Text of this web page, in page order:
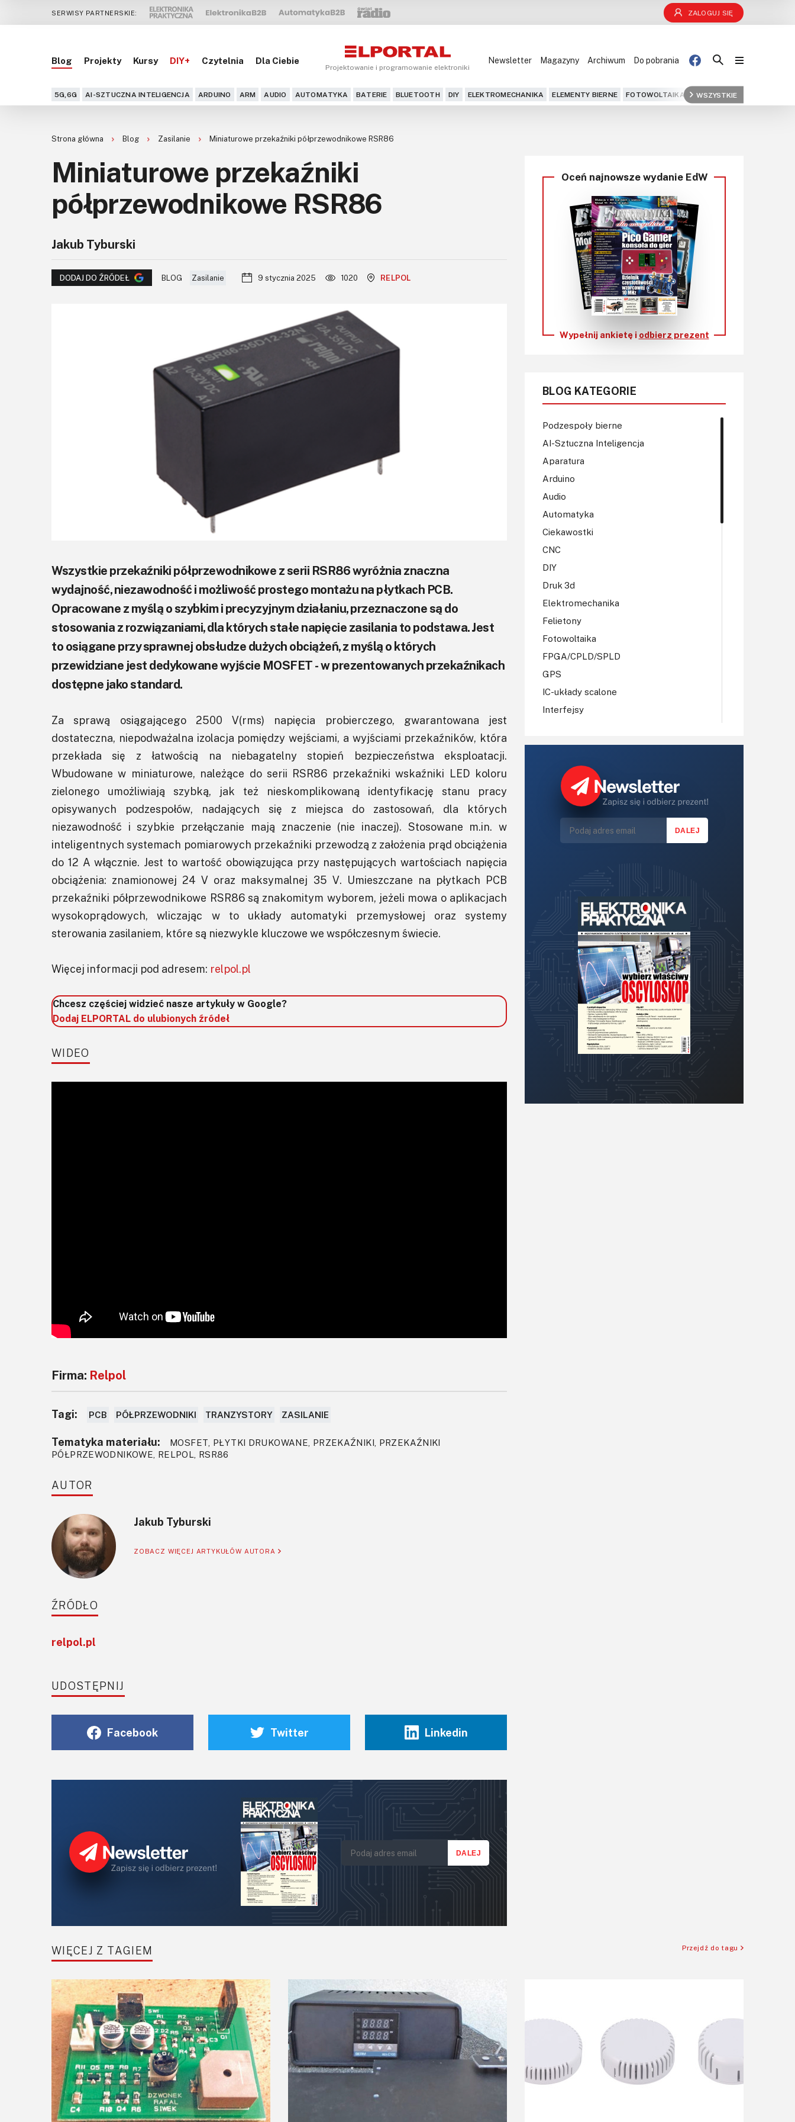
SERWISY PARTNERSKIE: ZALOGUJ SIĘ
Blog Projekty Kursy DIY+ Czytelnia Dla Ciebie
Projektowanie i programowanie elektroniki
Newsletter Magazyny Archiwum Do pobrania
5G,6G AI-SZTUCZNA INTELIGENCJA ARDUINO ARM AUDIO AUTOMATYKA BATERIE BLUETOOTH DIY ELEKTROMECHANIKA ELEMENTY BIERNE FOTOWOLTAIKA FPGA GPS
WSZYSTKIE
Blog
DIY+
Czytelnia
Dla Ciebie
KITy AVT
Kontakt
Do pobrania
Strona główna Blog Zasilanie Miniaturowe przekaźniki półprzewodnikowe RSR86
Miniaturowe przekaźniki
półprzewodnikowe RSR86
Jakub Tyburski
DODAJ DO ŹRÓDEŁ BLOG Zasilanie 9 stycznia 2025 1020 RELPOL
Wszystkie przekaźniki półprzewodnikowe z serii RSR86 wyróżnia znaczna
wydajność, niezawodność i możliwość prostego montażu na płytkach PCB.
Opracowane z myślą o szybkim i precyzyjnym działaniu, przeznaczone są do
stosowania z rozwiązaniami, dla których stałe napięcie zasilania to podstawa. Jest
to osiągane przy sprawnej obsłudze dużych obciążeń, z myślą o których
przewidziane jest dedykowane wyjście MOSFET - w prezentowanych przekaźnikach
dostępne jako standard.
Za sprawą osiągającego 2500 V(rms) napięcia probierczego, gwarantowana jest
dostateczna, niepodważalna izolacja pomiędzy wejściami, a wyjściami przekaźników, która
przekłada się z łatwością na niebagatelny stopień bezpieczeństwa eksploatacji.
Wbudowane w miniaturowe, należące do serii RSR86 przekaźniki wskaźniki LED koloru
zielonego umożliwiają szybką, jak też nieskomplikowaną identyfikację stanu pracy
opisywanych podzespołów, nadających się z miejsca do zastosowań, dla których
niezawodność i szybkie przełączanie mają znaczenie (nie inaczej). Stosowane m.in. w
inteligentnych systemach pomiarowych przekaźniki przewodzą z założenia prąd obciążenia
do 12 A włącznie. Jest to wartość obowiązująca przy następujących wartościach napięcia
obciążenia: znamionowej 24 V oraz maksymalnej 35 V. Umieszczane na płytkach PCB
przekaźniki półprzewodnikowe RSR86 są znakomitym wyborem, jeżeli mowa o aplikacjach
wysokoprądowych, wliczając w to układy automatyki przemysłowej oraz systemy
sterowania zasilaniem, które są niezwykle kluczowe we współczesnym świecie.
Więcej informacji pod adresem: relpol.pl
Chcesz częściej widzieć nasze artykuły w Google?
Dodaj ELPORTAL do ulubionych źródeł
WIDEO
Firma: Relpol
Tagi: PCB PÓŁPRZEWODNIKI TRANZYSTORY ZASILANIE
Tematyka materiału:
MOSFET, PŁYTKI DRUKOWANE, PRZEKAŹNIKI, PRZEKAŹNIKI
PÓŁPRZEWODNIKOWE, RELPOL, RSR86
AUTOR
Jakub Tyburski
ZOBACZ WIĘCEJ ARTYKUŁÓW AUTORA
ŹRÓDŁO
relpol.pl
UDOSTĘPNIJ
Facebook Twitter Linkedin
Oceń najnowsze wydanie EdW
Wypełnij ankietę i odbierz prezent
BLOG KATEGORIE
Podzespoły bierne
AI-Sztuczna Inteligencja
Aparatura
Arduino
Audio
Automatyka
Ciekawostki
CNC
DIY
Druk 3d
Elektromechanika
Felietony
Fotowoltaika
FPGA/CPLD/SPLD
GPS
IC-układy scalone
Interfejsy
Koła Naukowe
Książki
Lasery
LED/LCD/OLED
Mechatronika
Narzędzia
Optoelektronika
PCB/Montaż
Podstawy elektroniki
Podzespoły bierne
Półprzewodniki
Pomiary i testy
Projektowanie
Raspberry Pi
WIĘCEJ Z TAGIEM Przejdź do tagu